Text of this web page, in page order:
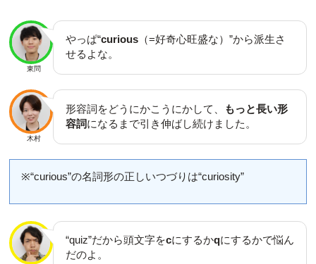
東問
やっぱ“curious （=好奇心旺盛な）”から派生さ
せるよな。
木村
形容詞をどうにかこうにかして、
もっと長い形
容詞になるまで引き伸ばし続けました。
※“curious”の名詞形の正しいつづりは“curiosity”
“quiz”だから頭文字をcにするかqにするかで悩ん
だのよ。